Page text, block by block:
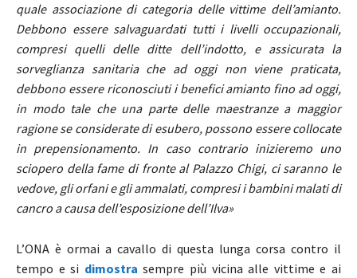
quale associazione di categoria delle vittime dell’amianto.
Debbono essere salvaguardati tutti i livelli occupazionali,
compresi quelli delle ditte dell’indotto, e assicurata la
sorveglianza sanitaria che ad oggi non viene praticata,
debbono essere riconosciuti i benefici amianto fino ad oggi,
in modo tale che una parte delle maestranze a maggior
ragione se considerate di esubero, possono essere collocate
in prepensionamento. In caso contrario inizieremo uno
sciopero della fame di fronte al Palazzo Chigi, ci saranno le
vedove, gli orfani e gli ammalati, compresi i bambini malati di
cancro a causa dell’esposizione dell’Ilva»
L’ONA è ormai a cavallo di questa lunga corsa contro il
tempo e si dimostra sempre più vicina alle vittime e ai